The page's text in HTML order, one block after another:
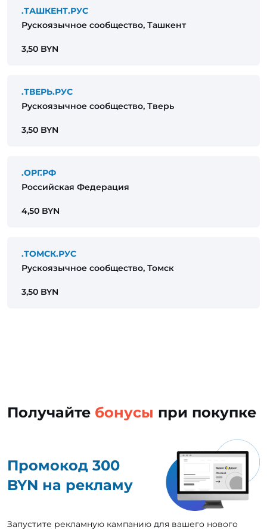
.ТАШКЕНТ.РУС
Рускоязычное сообщество, Ташкент
3,50 BYN
.ТВЕРЬ.РУС
Рускоязычное сообщество, Тверь
3,50 BYN
.ОРГ.РФ
Российская Федерация
4,50 BYN
.ТОМСК.РУС
Рускоязычное сообщество, Томск
3,50 BYN
Получайте бонусы при покупке
Промокод 300
BYN на рекламу
Запустите рекламную кампанию для вашего нового